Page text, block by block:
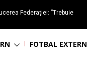
Federației: ”Trebuie
FOTBAL EXTERN